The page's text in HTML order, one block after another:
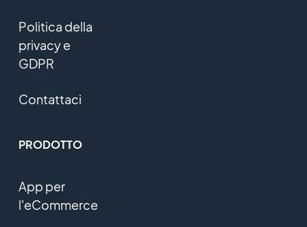
Politica della
privacy e
GDPR
Contattaci
PRODOTTO
App per
l'eCommerce